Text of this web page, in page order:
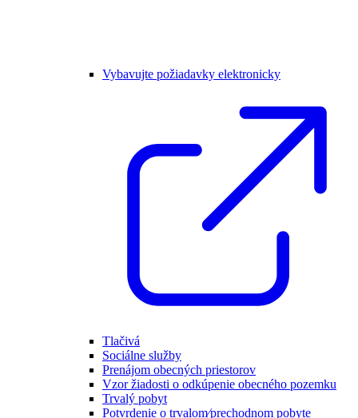
Vybavujte požiadavky elektronicky
Tlačivá
Sociálne služby
Prenájom obecných priestorov
Vzor žiadosti o odkúpenie obecného pozemku
Trvalý pobyt
Potvrdenie o trvalom⁄prechodnom pobyte